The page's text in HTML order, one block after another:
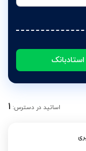
اساتید در دسترس: 1